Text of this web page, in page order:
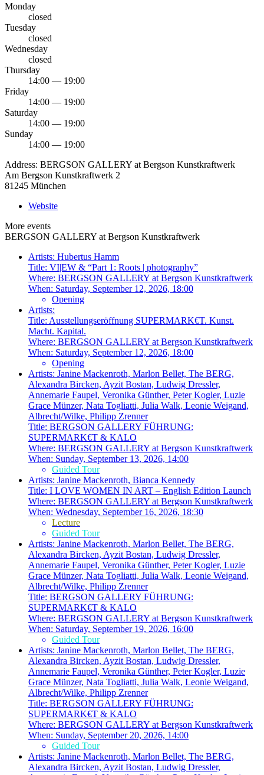
Monday
closed
Tuesday
closed
Wednesday
closed
Thursday
14:00 — 19:00
Friday
14:00 — 19:00
Saturday
14:00 — 19:00
Sunday
14:00 — 19:00
Address: BERGSON GALLERY at Bergson Kunstkraftwerk
Am Bergson Kunstkraftwerk 2
81245 München
Website
More events
BERGSON GALLERY at Bergson Kunstkraftwerk
Artists: Hubertus Hamm
Title: VI|EW & “Part 1: Roots | photography”
Where: BERGSON GALLERY at Bergson Kunstkraftwerk
When: Saturday, September 12, 2026, 18:00
Opening
Artists:
Title: Ausstellungseröffnung SUPERMARK€T. Kunst.
Macht. Kapital.
Where: BERGSON GALLERY at Bergson Kunstkraftwerk
When: Saturday, September 12, 2026, 18:00
Opening
Artists: Janine Mackenroth, Marlon Bellet, The BERG,
Alexandra Bircken, Ayzit Bostan, Ludwig Dressler,
Annemarie Faupel, Veronika Günther, Peter Kogler, Luzie
Grace Münzer, Nata Togliatti, Julia Walk, Leonie Weigand,
Albrecht/Wilke, Philipp Zrenner
Title: BERGSON GALLERY FÜHRUNG:
SUPERMARK€T & KALO
Where: BERGSON GALLERY at Bergson Kunstkraftwerk
When: Sunday, September 13, 2026, 14:00
Guided Tour
Artists: Janine Mackenroth, Bianca Kennedy
Title: I LOVE WOMEN IN ART – English Edition Launch
Where: BERGSON GALLERY at Bergson Kunstkraftwerk
When: Wednesday, September 16, 2026, 18:30
Lecture
Guided Tour
Artists: Janine Mackenroth, Marlon Bellet, The BERG,
Alexandra Bircken, Ayzit Bostan, Ludwig Dressler,
Annemarie Faupel, Veronika Günther, Peter Kogler, Luzie
Grace Münzer, Nata Togliatti, Julia Walk, Leonie Weigand,
Albrecht/Wilke, Philipp Zrenner
Title: BERGSON GALLERY FÜHRUNG:
SUPERMARK€T & KALO
Where: BERGSON GALLERY at Bergson Kunstkraftwerk
When: Saturday, September 19, 2026, 16:00
Guided Tour
Artists: Janine Mackenroth, Marlon Bellet, The BERG,
Alexandra Bircken, Ayzit Bostan, Ludwig Dressler,
Annemarie Faupel, Veronika Günther, Peter Kogler, Luzie
Grace Münzer, Nata Togliatti, Julia Walk, Leonie Weigand,
Albrecht/Wilke, Philipp Zrenner
Title: BERGSON GALLERY FÜHRUNG:
SUPERMARK€T & KALO
Where: BERGSON GALLERY at Bergson Kunstkraftwerk
When: Sunday, September 20, 2026, 14:00
Guided Tour
Artists: Janine Mackenroth, Marlon Bellet, The BERG,
Alexandra Bircken, Ayzit Bostan, Ludwig Dressler,